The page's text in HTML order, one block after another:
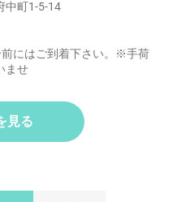
中町1-5-14
にはご到着下さい。※手荷
ませ
見る